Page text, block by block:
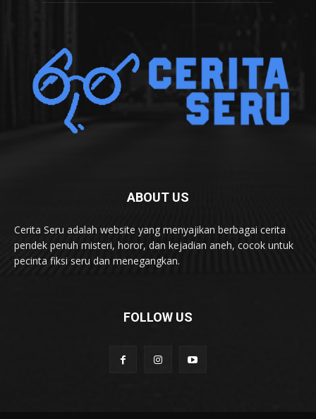
ABOUT US
Cerita Seru adalah website yang menyajikan berbagai cerita
pendek penuh misteri, horor, dan kejadian aneh, cocok untuk
pecinta fiksi seru dan menegangkan.
FOLLOW US